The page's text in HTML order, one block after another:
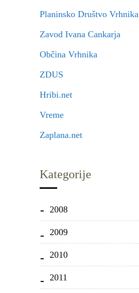
Planinsko Društvo Vrhnika
Zavod Ivana Cankarja
Občina Vrhnika
ZDUS
Hribi.net
Vreme
Zaplana.net
Kategorije
2008
2009
2010
2011